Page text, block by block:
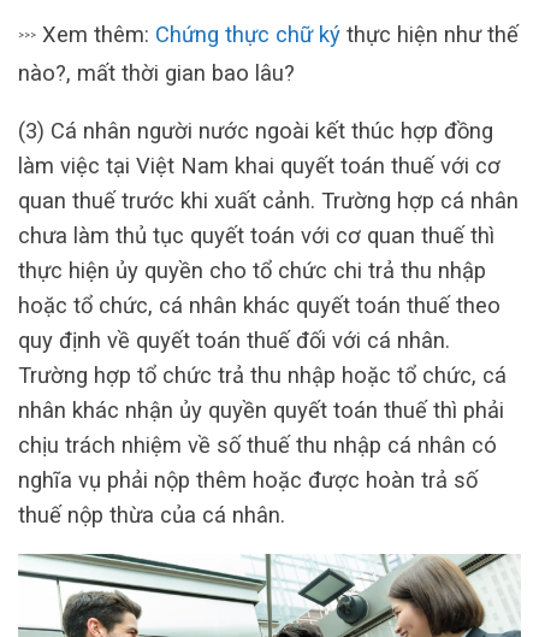
>>> Xem thêm: Chứng thực chữ ký thực hiện như thế
nào?, mất thời gian bao lâu?
(3) Cá nhân người nước ngoài kết thúc hợp đồng
làm việc tại Việt Nam khai quyết toán thuế với cơ
quan thuế trước khi xuất cảnh. Trường hợp cá nhân
chưa làm thủ tục quyết toán với cơ quan thuế thì
thực hiện ủy quyền cho tổ chức chi trả thu nhập
hoặc tổ chức, cá nhân khác quyết toán thuế theo
quy định về quyết toán thuế đối với cá nhân.
Trường hợp tổ chức trả thu nhập hoặc tổ chức, cá
nhân khác nhận ủy quyền quyết toán thuế thì phải
chịu trách nhiệm về số thuế thu nhập cá nhân có
nghĩa vụ phải nộp thêm hoặc được hoàn trả số
thuế nộp thừa của cá nhân.